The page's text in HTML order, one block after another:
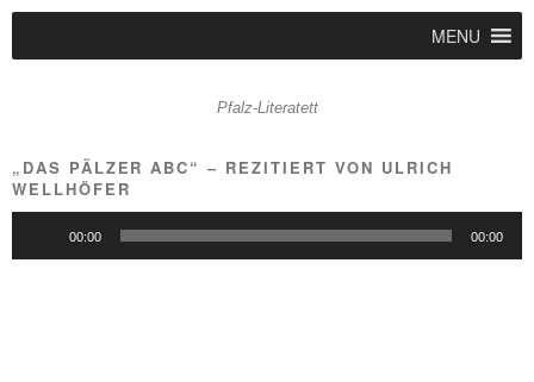
MENU
Pfalz-Literatett
„DAS PÄLZER ABC“ – REZITIERT VON ULRICH
WELLHÖFER
00:00 00:00